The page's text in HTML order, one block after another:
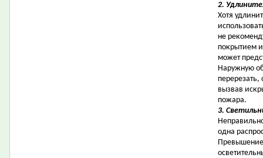
2.
Хотя
не
покрытием
может
Наружную
вызвав
пожара.
3.
одна